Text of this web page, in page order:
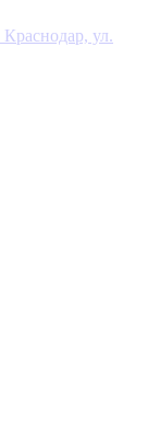
Краснодар, ул.